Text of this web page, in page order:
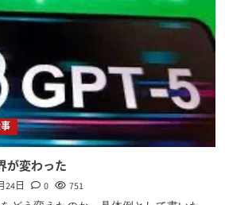
が変わった
24日 0 751